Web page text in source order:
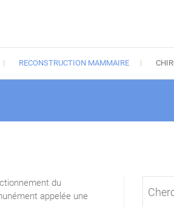
RECONSTRUCTION MAMMAIRE
du
appelée une